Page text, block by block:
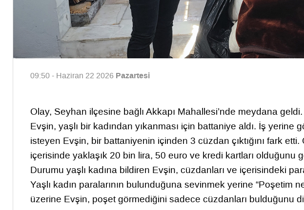
09:50 - Haziran 22 2026 Pazartesi
Olay, Seyhan ilçesine bağlı Akkapı Mahallesi’nde meydana geldi.
Evşin, yaşlı bir kadından yıkanması için battaniye aldı. İş
isteyen Evşin, bir battaniyenin içinden 3 cüzdan çıktığını fark
içerisinde yaklaşık 20 bin lira, 50 euro ve kredi kartları olduğunu
Durumu yaşlı kadına bildiren Evşin, cüzdanları ve içerisindeki
Yaşlı kadın paralarının bulunduğuna sevinmek yerine “Poşetim
üzerine Evşin, poşet görmediğini sadece cüzdanları bulduğunu